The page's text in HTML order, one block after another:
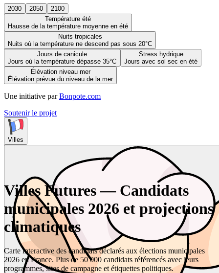
2030 2050
2100
Température été
Hausse de la température moyenne en été
Nuits tropicales
Nuits où la température ne descend pas sous 20°C
Jours de canicule
Jours où la température dépasse 35°C
Stress hydrique
Jours avec sol sec en été
Élévation niveau mer
Élévation prévue du niveau de la mer
Une initiative par Bonpote.com
Soutenir le projet
Villes
Villes Futures — Candidats
municipales 2026 et projections
climatiques
Carte interactive des candidats déclarés aux élections municipales
2026 en France. Plus de 50 000 candidats référencés avec leurs
programmes, sites de campagne et étiquettes politiques.